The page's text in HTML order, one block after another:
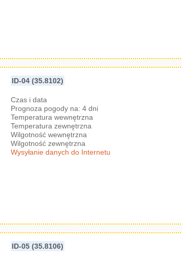
ID-04 (35.8102)
Czas i data
Prognoza pogody na: 4 dni
Temperatura wewnętrzna
Temperatura zewnętrzna
Wilgotność wewnętrzna
Wilgotność zewnętrzna
Wysyłanie danych do Internetu
ID-05 (35.8106)